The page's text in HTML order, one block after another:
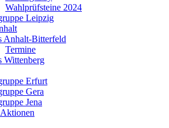
Wahlprüfsteine 2024
Leipzig
Anhalt-Bitterfeld
Termine
Wittenberg
Erfurt
Gera
Jena